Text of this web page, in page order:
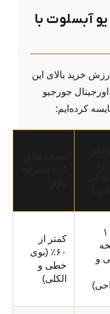
آبسلوت با
خرید بالای این
جورجیو
کرده‌ایم:
و
کمتر از
۶۰٪ (بوی
خطی و
الکلی)